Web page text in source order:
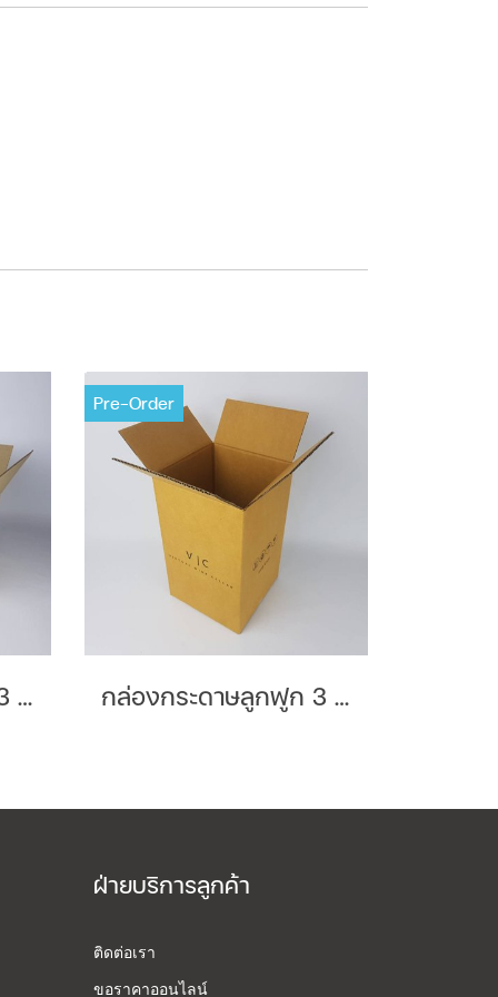
กล่องกระดาษลูกฟูก 3 ชั้นลอน B Brand : Pastel
Pre-Order
กล่องกระดาษลูกฟูก 3 ชั้นลอน C Brand : Vic
ฝ่ายบริการลูกค้า
ติดต่อเรา
ขอราคาออนไลน์